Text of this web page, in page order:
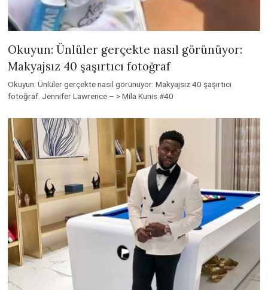
Okuyun: Ünlüler gerçekte nasıl görünüyor:
Makyajsız 40 şaşırtıcı fotoğraf
Okuyun: Ünlüler gerçekte nasıl görünüyor: Makyajsız 40 şaşırtıcı
fotoğraf. Jennifer Lawrence – > Mila Kunis #40